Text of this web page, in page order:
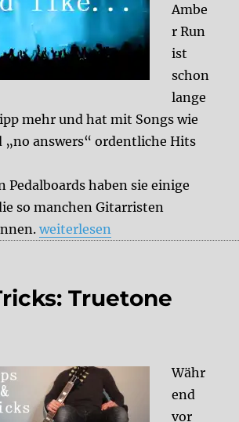
Ambe
r Run
ist
schon
lange
mehr und hat mit Songs wie
„no answers“ ordentliche Hits
Pedalboards haben sie einige
so manchen Gitarristen
„Sound like: Amber Run“
weiterlesen
Truetone
Währ
end
vor